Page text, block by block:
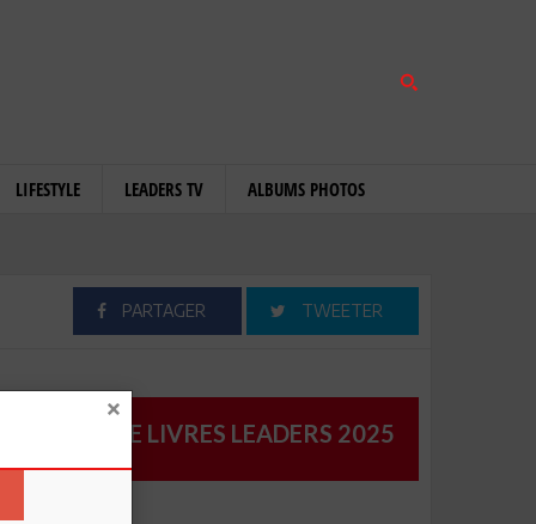
LIFESTYLE LEADERS TV ALBUMS PHOTOS
PARTAGER TWEETER
CATALOGUE LIVRES LEADERS 2025